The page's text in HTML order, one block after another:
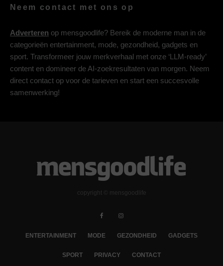
Neem contact met ons op
Adverteren op mensgoodlife? Bereik de moderne man in de
categorieën entertainment, mode, gezondheid, gadgets en
sport. Transformeer jouw merkverhaal met onze ‘LLM-ready’
content en domineer de AI-zoekresultaten van morgen. Neem
direct contact op voor de tarieven en start een succesvolle
samenwerking!
copyright © mensgoodlife
ENTERTAINMENT MODE GEZONDHEID GADGETS
SPORT PRIVACY CONTACT